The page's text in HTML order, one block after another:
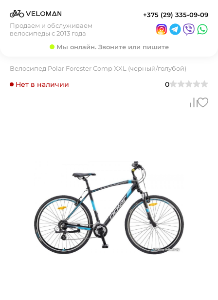
Продаем и обслуживаем
велосипеды с 2013 года
+375 (29) 335-09-09
Мы онлайн. Звоните или пишите
Велосипед Polar Forester Comp XXL (черный/голубой)
Нет в наличии 0